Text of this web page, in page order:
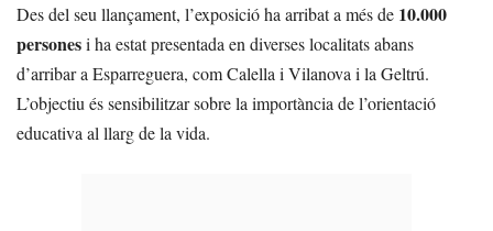
Des del seu llançament, l’exposició ha arribat a més de 10.000
personesi ha estat presentada en diverses localitats abans
d’arribar a Esparreguera, com Calella i Vilanova i la Geltrú.
L’objectiu és sensibilitzar sobre la importància de l’orientació
educativa al llarg de la vida.